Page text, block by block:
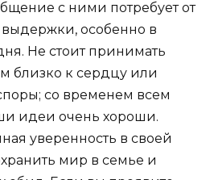
с ними потребует от
особенно в
Не стоит принимать
близко к сердцу или
со временем всем
идеи очень хороши.
уверенность в своей
мир в семье и